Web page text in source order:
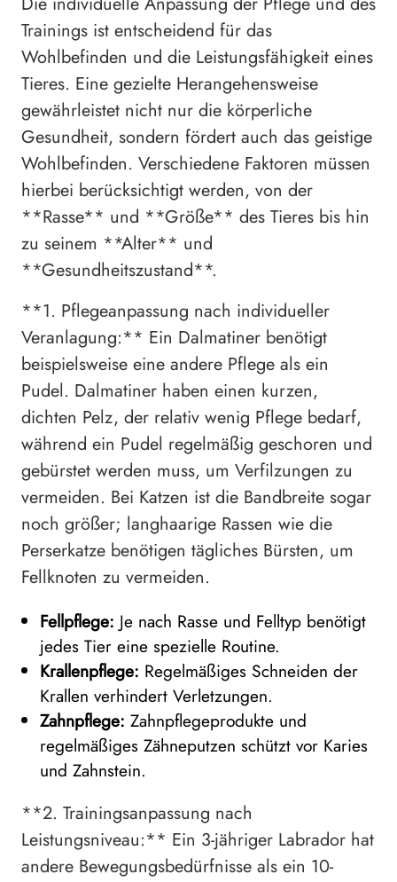
Trainings ist entscheidend für das
Wohlbefinden und die Leistungsfähigkeit eines
Tieres. Eine gezielte Herangehensweise
gewährleistet nicht nur die körperliche
Gesundheit, sondern fördert auch das geistige
Wohlbefinden. Verschiedene Faktoren müssen
hierbei berücksichtigt werden, von der
**Rasse** und **Größe** des Tieres bis hin
zu seinem **Alter** und
**Gesundheitszustand**.
**1. Pflegeanpassung nach individueller
Veranlagung:** Ein Dalmatiner benötigt
beispielsweise eine andere Pflege als ein
Pudel. Dalmatiner haben einen kurzen,
dichten Pelz, der relativ wenig Pflege bedarf,
während ein Pudel regelmäßig geschoren und
gebürstet werden muss, um Verfilzungen zu
vermeiden. Bei Katzen ist die Bandbreite sogar
noch größer; langhaarige Rassen wie die
Perserkatze benötigen tägliches Bürsten, um
Fellknoten zu vermeiden.
Fellpflege: Je nach Rasse und Felltyp benötigt
jedes Tier eine spezielle Routine.
Krallenpflege: Regelmäßiges Schneiden der
Krallen verhindert Verletzungen.
Zahnpflege: Zahnpflegeprodukte und
regelmäßiges Zähneputzen schützt vor Karies
und Zahnstein.
**2. Trainingsanpassung nach
Leistungsniveau:** Ein 3-jähriger Labrador hat
andere Bewegungsbedürfnisse als ein 10-